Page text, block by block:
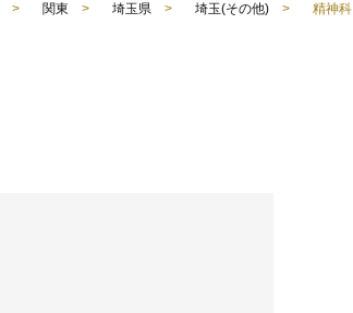
> 関東 > 埼玉県 > 埼玉(その他) > 精神科